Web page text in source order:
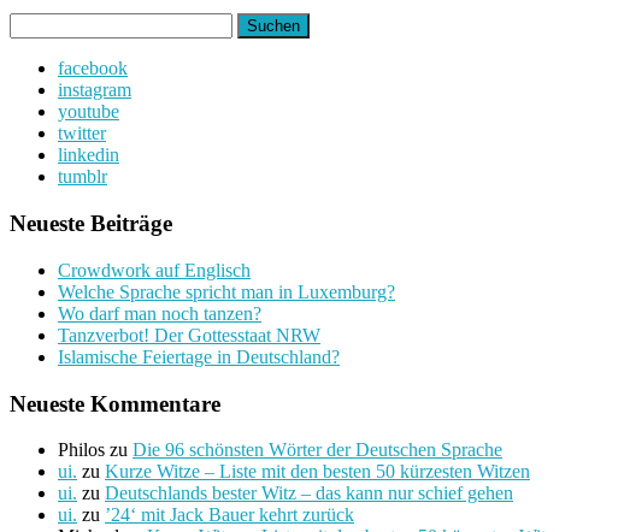
nach:
facebook
instagram
youtube
twitter
linkedin
tumblr
Neueste Beiträge
Crowdwork auf Englisch
Welche Sprache spricht man in Luxemburg?
Wo darf man noch tanzen?
Tanzverbot! Der Gottesstaat NRW
Islamische Feiertage in Deutschland?
Neueste Kommentare
Philos zu Die 96 schönsten Wörter der Deutschen Sprache
ui. zu Kurze Witze – Liste mit den besten 50 kürzesten Witzen
ui. zu Deutschlands bester Witz – das kann nur schief gehen
ui. zu ’24‘ mit Jack Bauer kehrt zurück